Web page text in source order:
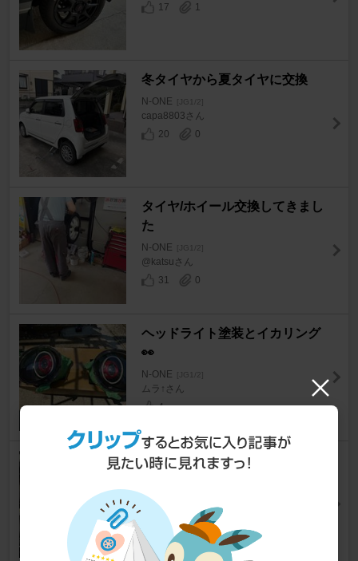
17
1
冬タイヤから夏タイヤに交換
N-ONE [JG1/2]
capa8803さん
20
0
タイヤ/ホイール交換してきまし
た
N-ONE [JG1/2]
@katsuさん
31
0
ヘッドライト塗装とイカリング
👀
N-ONE [JG1/2]
ムラ↑さん
4
プラグ交換
むるちさん